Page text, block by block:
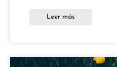
Leer más